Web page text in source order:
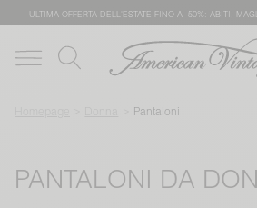
ULTIMA OFFERTA DELL'ESTATE FINO A -50%: ABITI,
Pantaloni
PANTALONI DA